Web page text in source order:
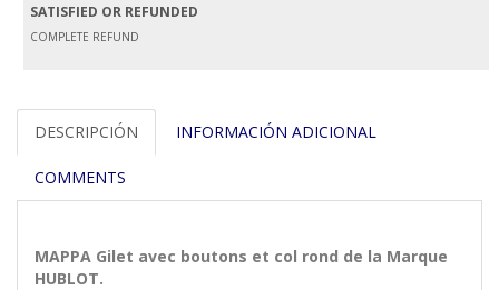
SATISFIED OR REFUNDED
COMPLETE REFUND
DESCRIPCIÓN INFORMACIÓN ADICIONAL
COMMENTS
MAPPA Gilet avec boutons et col rond de la Marque
HUBLOT.